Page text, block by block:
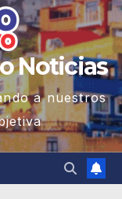
Noticias
a nuestros